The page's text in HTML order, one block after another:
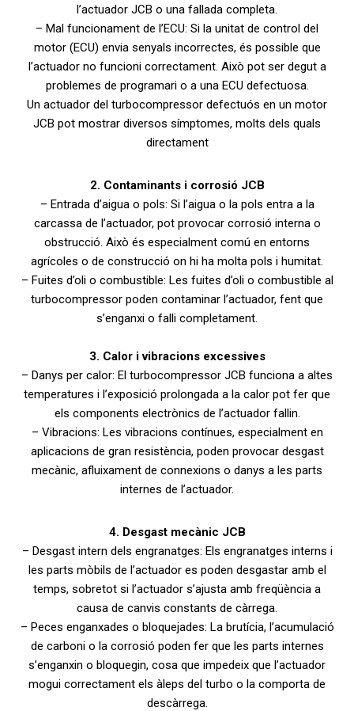
l’actuador JCB o una fallada completa.
– Mal funcionament de l’ECU: Si la unitat de control del
motor (ECU) envia senyals incorrectes, és possible que
l’actuador no funcioni correctament. Això pot ser degut a
problemes de programari o a una ECU defectuosa.
Un actuador del turbocompressor defectuós en un motor
JCB pot mostrar diversos símptomes, molts dels quals
directament
2. Contaminants i corrosió JCB
– Entrada d’aigua o pols: Si l’aigua o la pols entra a la
carcassa de l’actuador, pot provocar corrosió interna o
obstrucció. Això és especialment comú en entorns
agrícoles o de construcció on hi ha molta pols i humitat.
– Fuites d’oli o combustible: Les fuites d’oli o combustible al
turbocompressor poden contaminar l’actuador, fent que
s’enganxi o falli completament.
3. Calor i vibracions excessives
– Danys per calor: El turbocompressor JCB funciona a altes
temperatures i l’exposició prolongada a la calor pot fer que
els components electrònics de l’actuador fallin.
– Vibracions: Les vibracions contínues, especialment en
aplicacions de gran resistència, poden provocar desgast
mecànic, afluixament de connexions o danys a les parts
internes de l’actuador.
4. Desgast mecànic JCB
– Desgast intern dels engranatges: Els engranatges interns i
les parts mòbils de l’actuador es poden desgastar amb el
temps, sobretot si l’actuador s’ajusta amb freqüència a
causa de canvis constants de càrrega.
– Peces enganxades o bloquejades: La brutícia, l’acumulació
de carboni o la corrosió poden fer que les parts internes
s’enganxin o bloquegin, cosa que impedeix que l’actuador
mogui correctament els àleps del turbo o la comporta de
descàrrega.